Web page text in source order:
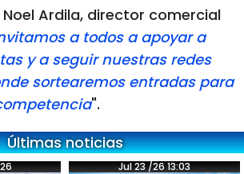
Noel Ardila, director comercial
a todos a apoyar a
y a seguir nuestras redes
sortearemos entradas para
".
Últimas noticias
Jul 23 /26 13:03